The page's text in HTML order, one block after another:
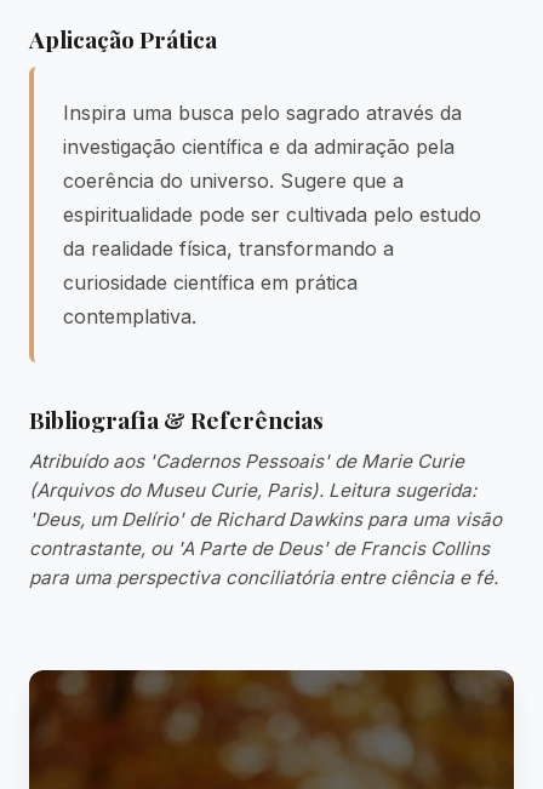
Aplicação Prática
Inspira uma busca pelo sagrado através da
investigação científica e da admiração pela
coerência do universo. Sugere que a
espiritualidade pode ser cultivada pelo estudo
da realidade física, transformando a
curiosidade científica em prática
contemplativa.
Bibliografia & Referências
Atribuído aos 'Cadernos Pessoais' de Marie Curie
(Arquivos do Museu Curie, Paris). Leitura sugerida:
'Deus, um Delírio' de Richard Dawkins para uma visão
contrastante, ou 'A Parte de Deus' de Francis Collins
para uma perspectiva conciliatória entre ciência e fé.